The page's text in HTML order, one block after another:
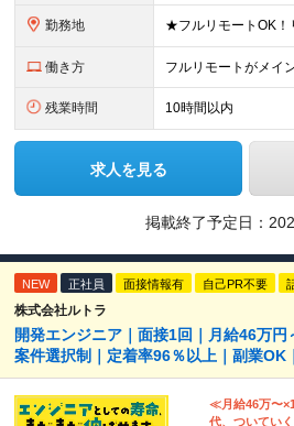
勤務地
働き方 フルリモートがメイ
残業時間 10時間以内
求人を見る
掲載終了予定日：
NEW 正社員 面接情報有 自己PR不要
株式会社ルトラ
開発エンジニア｜面接1回｜月給46万円
案件選択制｜定着率96％以上｜副業OK
≪月給46万〜
代、ついてい